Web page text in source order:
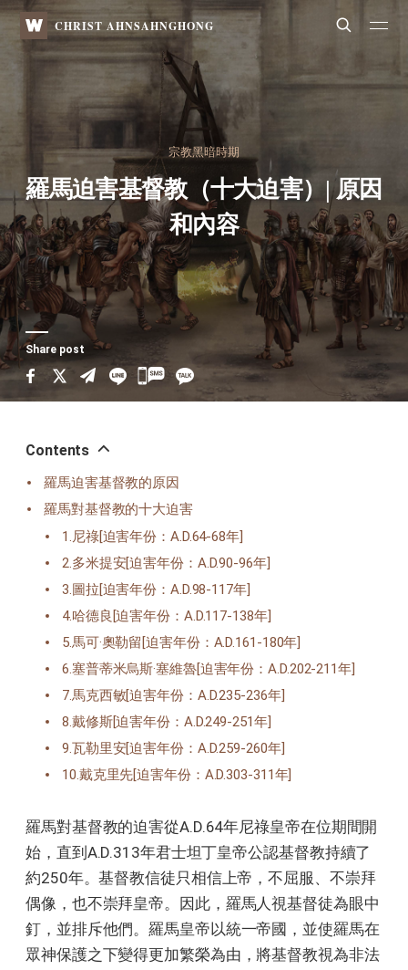
WATVCHRIST AHNSAHNGHONG Search
宗教黑暗時期
羅馬迫害基督教（十大迫害） | 原因
和內容
Share post
카
Contents
羅馬迫害基督教的原因
羅馬對基督教的十大迫害
1.尼祿[迫害年份：A.D.64-68年]
2.多米提安[迫害年份：A.D.90-96年]
3.圖拉[迫害年份：A.D.98-117年]
4.哈德良[迫害年份：A.D.117-138年]
5.馬可·奧勒留[迫害年份：A.D.161-180年]
6.塞普蒂米烏斯·塞維魯[迫害年份：A.D.202-211年]
7.馬克西敏[迫害年份：A.D.235-236年]
8.戴修斯[迫害年份：A.D.249-251年]
9.瓦勒里安[迫害年份：A.D.259-260年]
10.戴克里先[迫害年份：A.D.303-311年]
羅馬對基督教的迫害從A.D.64年尼祿皇帝在位期間開
始，直到A.D.313年君士坦丁皇帝公認基督教持續了
約250年。基督教信徒只相信上帝，不屈服、不崇拜
偶像，也不崇拜皇帝。因此，羅馬人視基督徒為眼中
釘，並排斥他們。羅馬皇帝以統一帝國，並使羅馬在
眾神保護之下變得更加繁榮為由，將基督教視為非法